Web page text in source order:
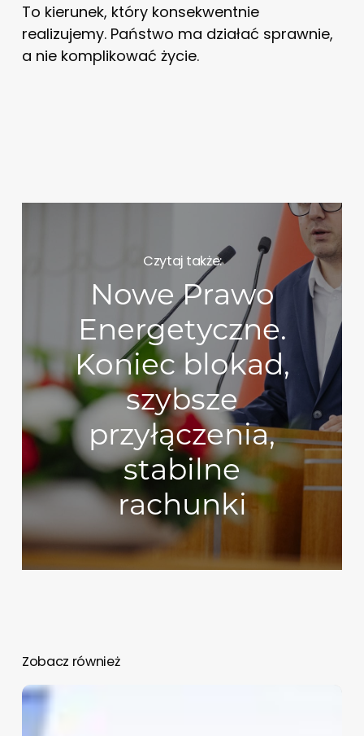
To kierunek, który konsekwentnie
realizujemy. Państwo ma działać sprawnie,
a nie komplikować życie.
Czytaj także:
Nowe Prawo
Energetyczne.
Koniec blokad,
szybsze
przyłączenia,
stabilne
rachunki
Zobacz również